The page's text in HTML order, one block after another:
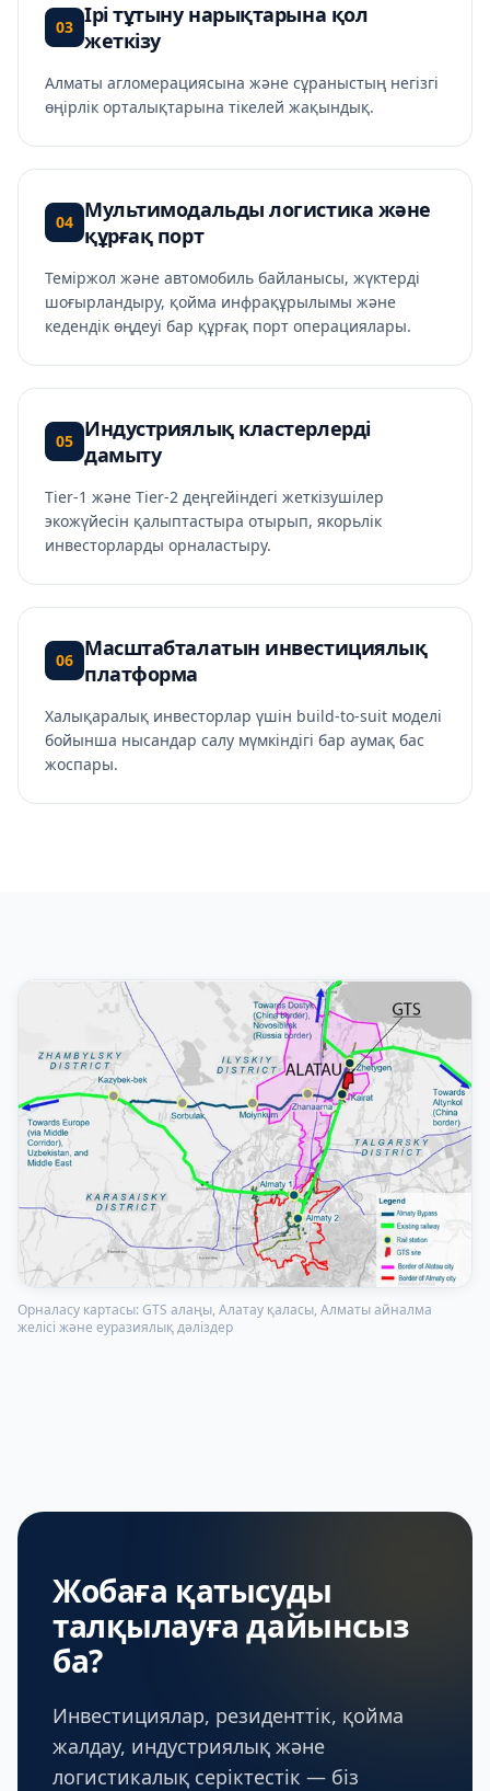
03 Ірі тұтыну нарықтарына қол
жеткізу
Алматы агломерациясына және сұраныстың негізгі
өңірлік орталықтарына тікелей жақындық.
04 Мультимодальды логистика және
құрғақ порт
Теміржол және автомобиль байланысы, жүктерді
шоғырландыру, қойма инфрақұрылымы және
кедендік өңдеуі бар құрғақ порт операциялары.
05 Индустриялық кластерлерді
дамыту
Tier-1 және Tier-2 деңгейіндегі жеткізушілер
экожүйесін қалыптастыра отырып, якорьлік
инвесторларды орналастыру.
06 Масштабталатын инвестициялық
платформа
Халықаралық инвесторлар үшін build-to-suit моделі
бойынша нысандар салу мүмкіндігі бар аумақ бас
жоспары.
Орналасу картасы: GTS алаңы, Алатау қаласы, Алматы айналма
желісі және еуразиялық дәліздер
Жобаға қатысуды
талқылауға дайынсыз
ба?
Инвестициялар, резиденттік, қойма
жалдау, индустриялық және
логистикалық серіктестік — біз